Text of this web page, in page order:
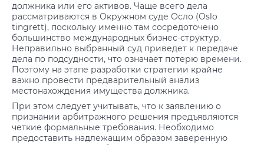
должника или его активов. Чаще всего дела
рассматриваются в Окружном суде Осло (Oslo
tingrett), поскольку именно там сосредоточено
большинство международных бизнес-структур.
Неправильно выбранный суд приведет к передаче
дела по подсудности, что означает потерю времени.
Поэтому на этапе разработки стратегии крайне
важно провести предварительный анализ
местонахождения имущества должника.
При этом следует учитывать, что к заявлению о
признании арбитражного решения предъявляются
четкие формальные требования. Необходимо
предоставить надлежащим образом заверенную